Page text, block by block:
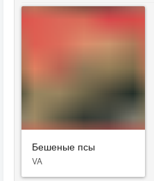
Бешеные псы
VA